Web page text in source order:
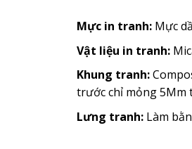
Mực in tranh:Mực
Vật liệu in tranh:
Khung tranh:
trước chỉ mỏng
Lưng tranh:Làm